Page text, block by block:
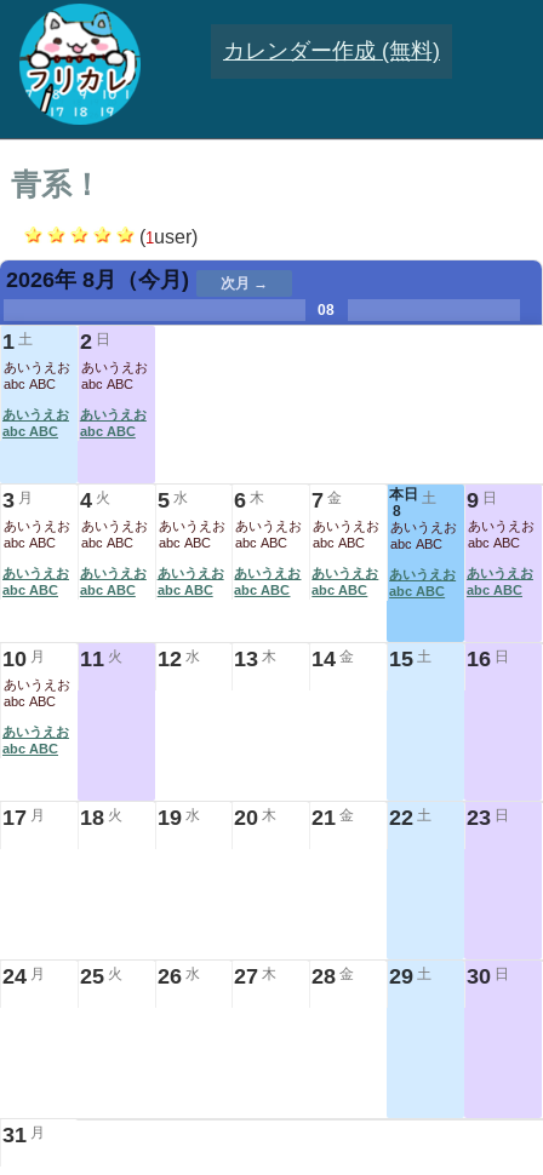
カレンダー作成 (無料)
青系！
(1user)
2026年 8月 （今月)
次月 →
08
1 土
あいうえお
abc ABC
あいうえお
abc ABC
2 日
あいうえお
abc ABC
あいうえお
abc ABC
3 月
あいうえお
abc ABC
あいうえお
abc ABC
4 火
あいうえお
abc ABC
あいうえお
abc ABC
5 水
あいうえお
abc ABC
あいうえお
abc ABC
6 木
あいうえお
abc ABC
あいうえお
abc ABC
7 金
あいうえお
abc ABC
あいうえお
abc ABC
本日
8
土
あいうえお
abc ABC
あいうえお
abc ABC
9 日
あいうえお
abc ABC
あいうえお
abc ABC
10 月
あいうえお
abc ABC
あいうえお
abc ABC
11 火 12 水 13 木 14 金 15 土 16 日
17 月 18 火 19 水 20 木 21 金 22 土 23 日
24 月 25 火 26 水 27 木 28 金 29 土 30 日
31 月